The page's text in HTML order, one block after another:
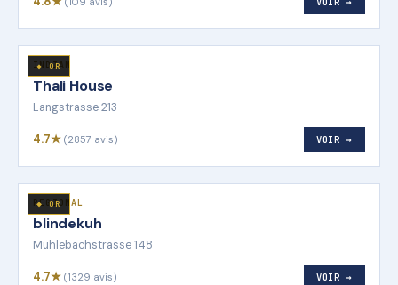
◆ OR
INDIAN
Thali House
Langstrasse 213
4.7★ (2857 avis) VOIR →
◆ OR
REGIONAL
blindekuh
Mühlebachstrasse 148
4.7★ (1329 avis) VOIR →